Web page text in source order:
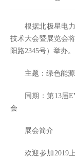
根据北极星电
技术大会暨展览会
阳路2345号）举办。
主题：绿色能
同期：第13届
会
展会简介
欢迎参加2019